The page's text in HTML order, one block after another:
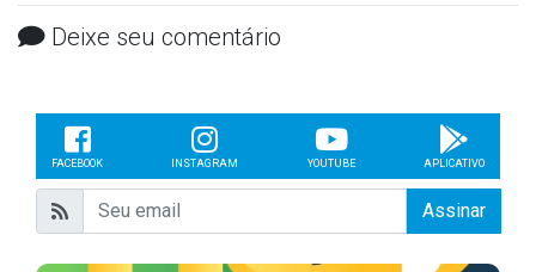
Deixe seu comentário
FACEBOOK INSTAGRAM YOUTUBE APLICATIVO
Assinar